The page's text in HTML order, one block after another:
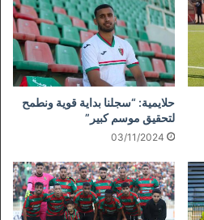
حلايمية: “سجلنا بداية قوية ونطمح
لتحقيق موسم كبير”
03/11/2024